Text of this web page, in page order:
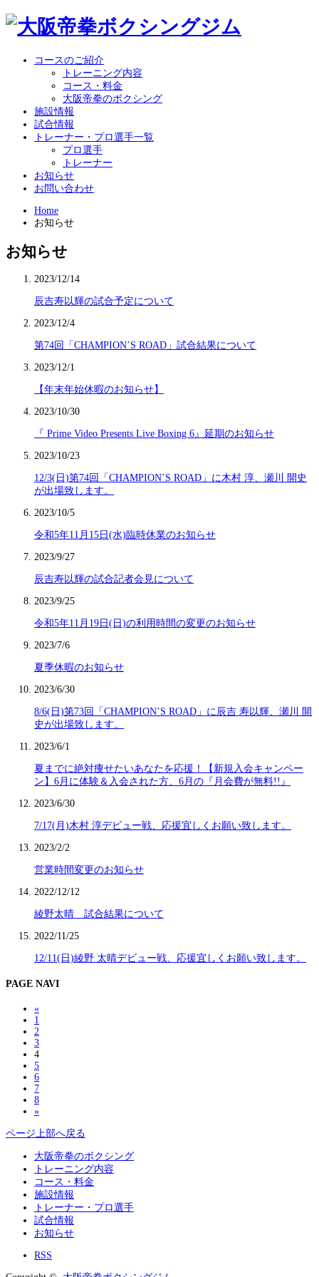
コースのご紹介
トレーニング内容
コース・料金
大阪帝拳のボクシング
施設情報
試合情報
トレーナー・プロ選手一覧
プロ選手
トレーナー
お知らせ
お問い合わせ
Home
お知らせ
お知らせ
2023/12/14
辰吉寿以輝の試合予定について
2023/12/4
第74回「CHAMPION’S ROAD」試合結果について
2023/12/1
【年末年始休暇のお知らせ】
2023/10/30
『 Prime Video Presents Live Boxing 6』延期のお知らせ
2023/10/23
12/3(日)第74回「CHAMPION’S ROAD」に木村 淳、瀬川 開史
が出場致します。
2023/10/5
令和5年11月15日(水)臨時休業のお知らせ
2023/9/27
辰吉寿以輝の試合記者会見について
2023/9/25
令和5年11月19日(日)の利用時間の変更のお知らせ
2023/7/6
夏季休暇のお知らせ
2023/6/30
8/6(日)第73回「CHAMPION’S ROAD」に辰吉 寿以輝、瀬川 開
史が出場致します。
2023/6/1
夏までに絶対痩せたいあなたを応援！【新規入会キャンペー
ン】6月に体験＆入会された方、6月の『月会費が無料!!』
2023/6/30
7/17(月)木村 淳デビュー戦、応援宜しくお願い致します。
2023/2/2
営業時間変更のお知らせ
2022/12/12
綾野太晴 試合結果について
2022/11/25
12/11(日)綾野 太晴デビュー戦、応援宜しくお願い致します。
PAGE NAVI
«
1
2
3
4
5
6
7
8
»
ページ上部へ戻る
大阪帝拳のボクシング
トレーニング内容
コース・料金
施設情報
トレーナー・プロ選手
試合情報
お知らせ
RSS